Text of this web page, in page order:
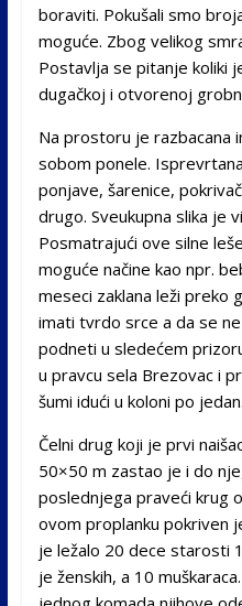
boraviti. Pokušali smo
moguće. Zbog velikog
Postavlјa se pitanje koliki
dugačkoj i otvorenoj
Na prostoru je razbacana
sobom ponele.
ponjave, šarenice,
drugo. Sveukupna slika je
Posmatrajući ove silne
moguće načine kao npr.
meseci zaklana leži preko
imati tvrdo srce a da se
podneti u sledećem
u pravcu sela Brezovac i
šumi idući u koloni po jedan.
Čelni drug koji je prvi
50×50 m zastao je i do
poslednjega praveći krug
ovom proplanku pokriven
je ležalo 20 dece starosti
je ženskih, a 10